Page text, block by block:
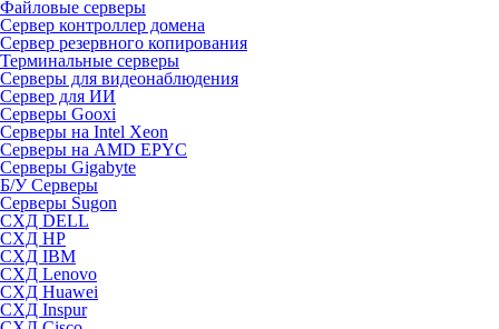
Файловые серверы
Сервер контроллер домена
Сервер резервного копирования
Терминальные серверы
Серверы для видеонаблюдения
Сервер для ИИ
Серверы Gooxi
Серверы на Intel Xeon
Серверы на AMD EPYC
Серверы Gigabyte
Б/У Серверы
Серверы Sugon
СХД DELL
СХД HP
СХД IBM
СХД Lenovo
СХД Huawei
СХД Inspur